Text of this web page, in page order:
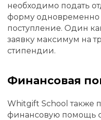
необходимо подать
форму одновременно
поступление. Один
заявку максимум на
стипендии.
Финансовая
Whitgift School также
финансовую помощь